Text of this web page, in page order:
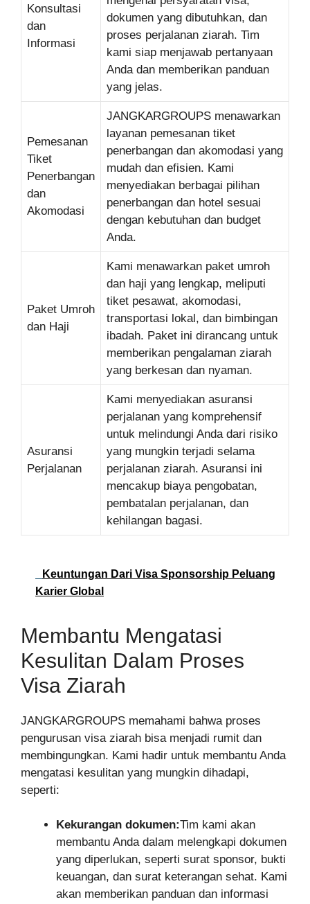
Konsultasi
dan
Informasi
dokumen yang dibutuhkan, dan
proses perjalanan ziarah. Tim
kami siap menjawab pertanyaan
Anda dan memberikan panduan
yang jelas.
Pemesanan
Tiket
Penerbangan
dan
Akomodasi
JANGKARGROUPS menawarkan
layanan pemesanan tiket
penerbangan dan akomodasi yang
mudah dan efisien. Kami
menyediakan berbagai pilihan
penerbangan dan hotel sesuai
dengan kebutuhan dan budget
Anda.
Paket Umroh
dan Haji
Kami menawarkan paket umroh
dan haji yang lengkap, meliputi
tiket pesawat, akomodasi,
transportasi lokal, dan bimbingan
ibadah. Paket ini dirancang untuk
memberikan pengalaman ziarah
yang berkesan dan nyaman.
Asuransi
Perjalanan
Kami menyediakan asuransi
perjalanan yang komprehensif
untuk melindungi Anda dari risiko
yang mungkin terjadi selama
perjalanan ziarah. Asuransi ini
mencakup biaya pengobatan,
pembatalan perjalanan, dan
kehilangan bagasi.
Keuntungan Dari Visa Sponsorship Peluang
Karier Global
Membantu Mengatasi
Kesulitan Dalam Proses
Visa Ziarah
JANGKARGROUPS memahami bahwa proses
pengurusan visa ziarah bisa menjadi rumit dan
membingungkan. Kami hadir untuk membantu Anda
mengatasi kesulitan yang mungkin dihadapi,
seperti:
Kekurangan dokumen:Tim kami akan
membantu Anda dalam melengkapi dokumen
yang diperlukan, seperti surat sponsor, bukti
keuangan, dan surat keterangan sehat. Kami
akan memberikan panduan dan informasi